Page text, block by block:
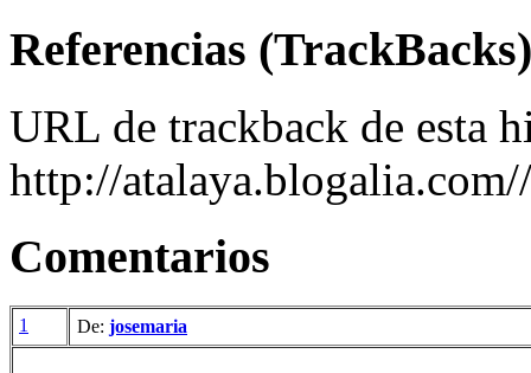
Referencias (TrackBacks)
URL de trackback de esta
http://
Comentarios
1 De: josemaria